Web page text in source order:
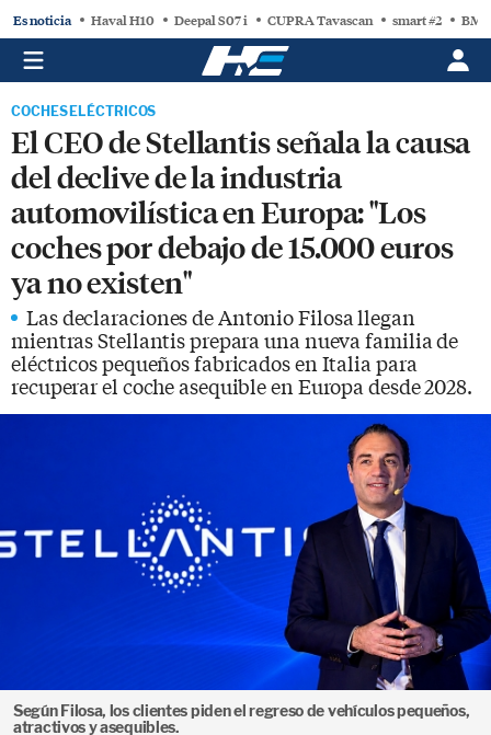
Es noticia Haval H10 Deepal S07 i CUPRA Tavascan smart #2
COCHES ELÉCTRICOS
El CEO de Stellantis señala la causa
del declive de la industria
automovilística en Europa: "Los
coches por debajo de 15.000 euros
ya no existen"
Las declaraciones de Antonio Filosa llegan
mientras Stellantis prepara una nueva familia de
eléctricos pequeños fabricados en Italia para
recuperar el coche asequible en Europa desde 2028.
Según Filosa, los clientes piden el regreso de vehículos pequeños,
atractivos y asequibles.